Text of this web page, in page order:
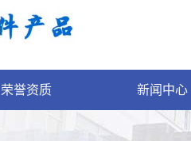
荣誉资质 新闻中心